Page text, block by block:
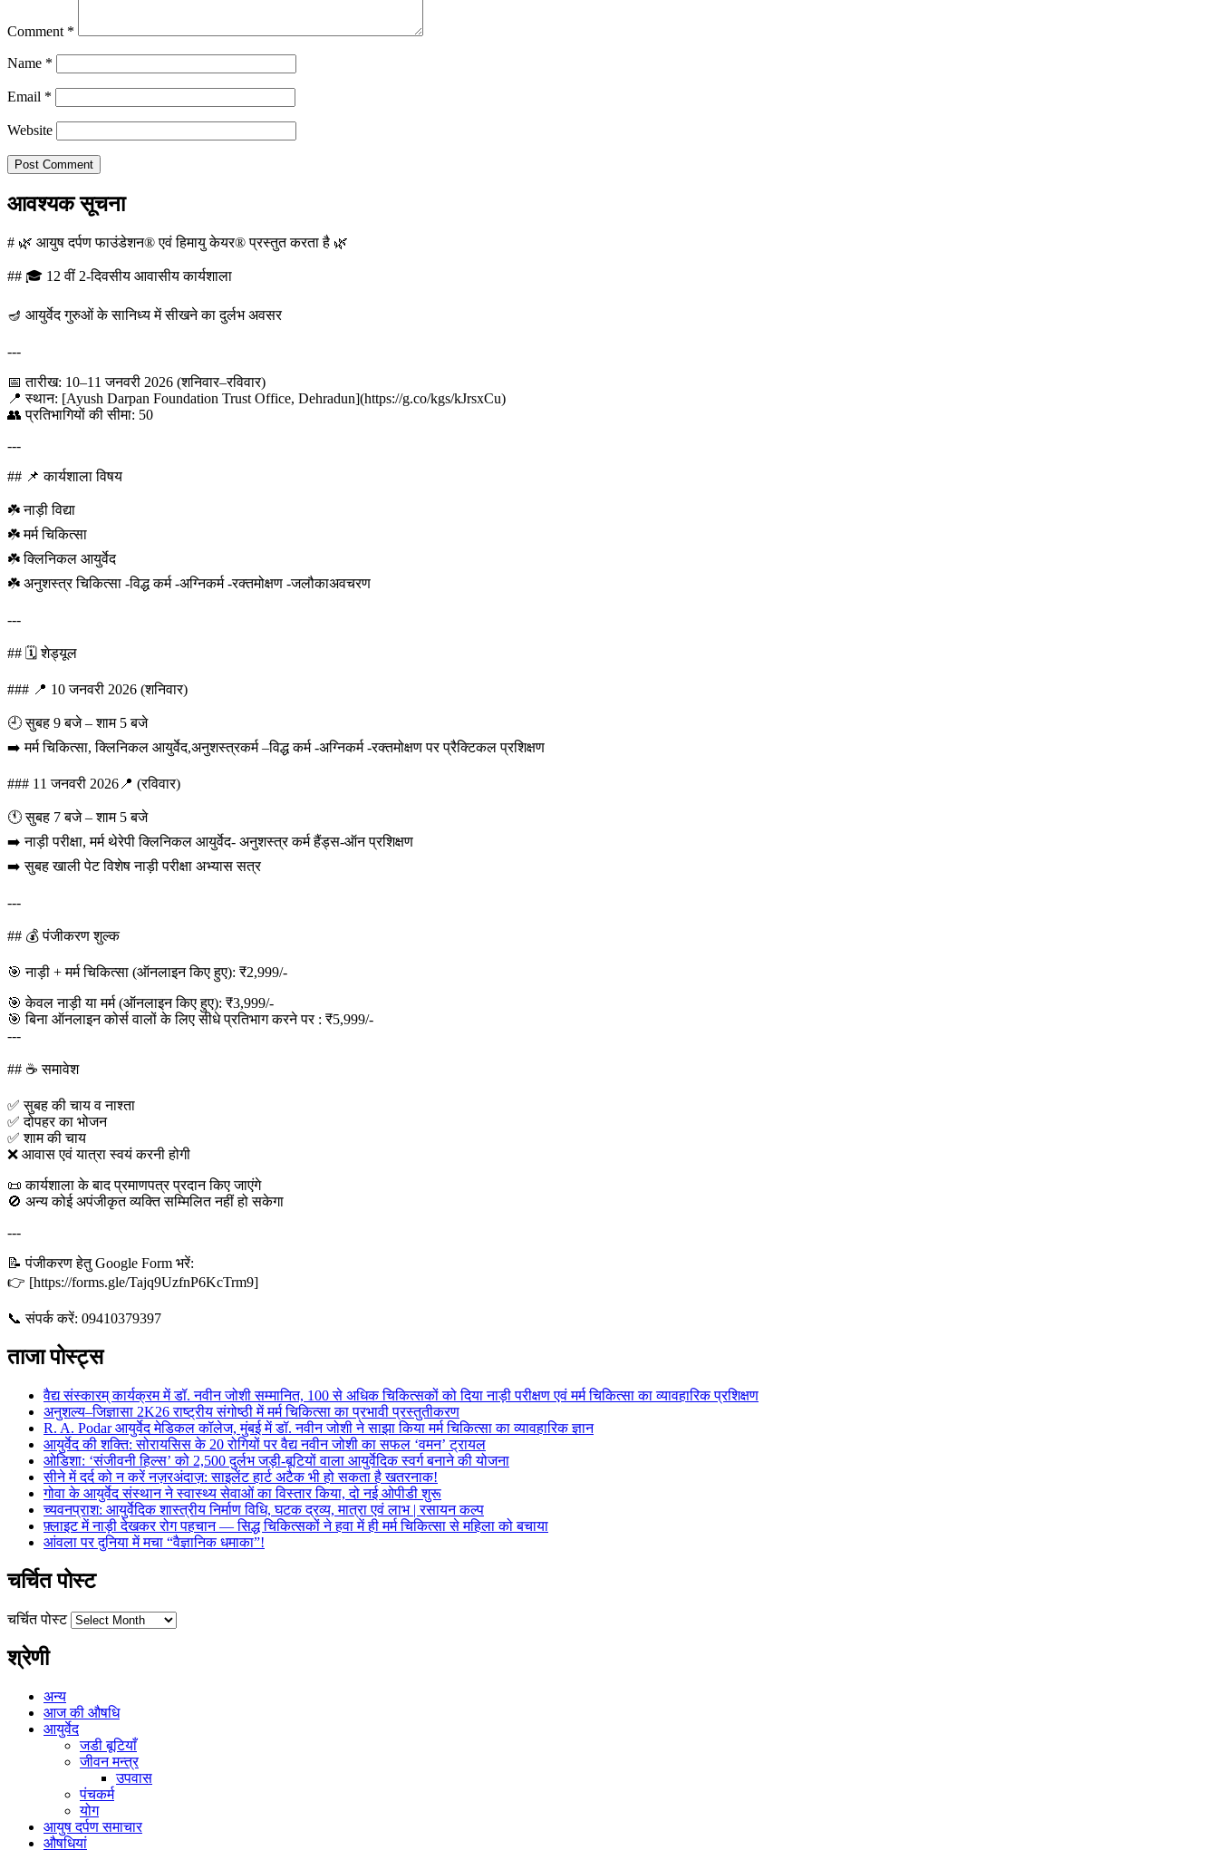
Comment *
Name *
Email *
Website
आवश्यक सूचना
# 🌿 आयुष दर्पण फाउंडेशन® एवं हिमायु केयर® प्रस्तुत करता है 🌿
## 🎓 12 वीं 2-दिवसीय आवासीय कार्यशाला
🪔 आयुर्वेद गुरुओं के सानिध्य में सीखने का दुर्लभ अवसर
---
📅 तारीख: 10–11 जनवरी 2026 (शनिवार–रविवार)
📍 स्थान: [Ayush Darpan Foundation Trust Office, Dehradun](https://g.co/kgs/kJrsxCu)
👥 प्रतिभागियों की सीमा: 50
---
## 📌 कार्यशाला विषय
☘️ नाड़ी विद्या
☘️ मर्म चिकित्सा
☘️ क्लिनिकल आयुर्वेद
☘️ अनुशस्त्र चिकित्सा -विद्ध कर्म -अग्निकर्म -रक्तमोक्षण -जलौकाअवचरण
---
## 🗓️ शेड्यूल
### 📍 10 जनवरी 2026 (शनिवार)
🕘 सुबह 9 बजे – शाम 5 बजे
➡️ मर्म चिकित्सा, क्लिनिकल आयुर्वेद,अनुशस्त्रकर्म –विद्ध कर्म -अग्निकर्म -रक्तमोक्षण पर प्रैक्टिकल प्रशिक्षण
### 11 जनवरी 2026📍 (रविवार)
🕚 सुबह 7 बजे – शाम 5 बजे
➡️ नाड़ी परीक्षा, मर्म थेरेपी क्लिनिकल आयुर्वेद- अनुशस्त्र कर्म हैंड्स-ऑन प्रशिक्षण
➡️ सुबह खाली पेट विशेष नाड़ी परीक्षा अभ्यास सत्र
---
## 💰 पंजीकरण शुल्क
🎯 नाड़ी + मर्म चिकित्सा (ऑनलाइन किए हुए): ₹2,999/-
🎯 केवल नाड़ी या मर्म (ऑनलाइन किए हुए): ₹3,999/-
🎯 बिना ऑनलाइन कोर्स वालों के लिए सीधे प्रतिभाग करने पर : ₹5,999/-
---
## ☕ समावेश
✅ सुबह की चाय व नाश्ता
✅ दोपहर का भोजन
✅ शाम की चाय
❌ आवास एवं यात्रा स्वयं करनी होगी
📜 कार्यशाला के बाद प्रमाणपत्र प्रदान किए जाएंगे
🚫 अन्य कोई अपंजीकृत व्यक्ति सम्मिलित नहीं हो सकेगा
---
📝 पंजीकरण हेतु Google Form भरें:
👉 [https://forms.gle/Tajq9UzfnP6KcTrm9]
📞 संपर्क करें: 09410379397
ताजा पोस्ट्स
वैद्य संस्कारम् कार्यक्रम में डॉ. नवीन जोशी सम्मानित, 100 से अधिक चिकित्सकों को दिया नाड़ी परीक्षण एवं मर्म चिकित्सा का व्यावहारिक प्रशिक्षण
अनुशल्य–जिज्ञासा 2K26 राष्ट्रीय संगोष्ठी में मर्म चिकित्सा का प्रभावी प्रस्तुतीकरण
R. A. Podar आयुर्वेद मेडिकल कॉलेज, मुंबई में डॉ. नवीन जोशी ने साझा किया मर्म चिकित्सा का व्यावहारिक ज्ञान
आयुर्वेद की शक्ति: सोरायसिस के 20 रोगियों पर वैद्य नवीन जोशी का सफल ‘वमन’ ट्रायल
ओडिशा: ‘संजीवनी हिल्स’ को 2,500 दुर्लभ जड़ी-बूटियों वाला आयुर्वेदिक स्वर्ग बनाने की योजना
सीने में दर्द को न करें नज़रअंदाज़: साइलेंट हार्ट अटैक भी हो सकता है खतरनाक!
गोवा के आयुर्वेद संस्थान ने स्वास्थ्य सेवाओं का विस्तार किया, दो नई ओपीडी शुरू
च्यवनप्राश: आयुर्वेदिक शास्त्रीय निर्माण विधि, घटक द्रव्य, मात्रा एवं लाभ | रसायन कल्प
फ़्लाइट में नाड़ी देखकर रोग पहचान — सिद्ध चिकित्सकों ने हवा में ही मर्म चिकित्सा से महिला को बचाया
आंवला पर दुनिया में मचा “वैज्ञानिक धमाका”!
चर्चित पोस्ट
चर्चित पोस्ट
श्रेणी
अन्य
आज की औषधि
आयुर्वेद
जडी बूटियाँ
जीवन मन्त्र
उपवास
पंचकर्म
योग
आयुष दर्पण समाचार
औषधियां